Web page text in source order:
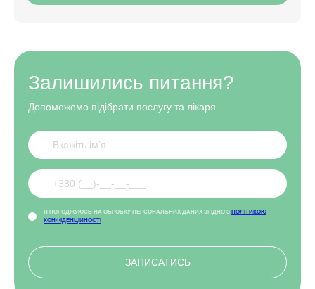
Залишились питання?
Допоможемо підібрати послугу та лікаря
Я ПОГОДЖУЮСЬ НА ОБРОБКУ ПЕРСОНАЛЬНИХ ДАНИХ ЗГІДНО З ПОЛІТИКОЮ
КОНФІДЕНЦІЙНОСТІ